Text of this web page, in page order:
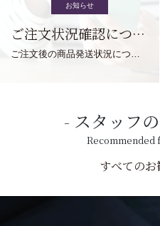
お知らせ
ご注文状況確認について
スタッフ
Recommended
すべての